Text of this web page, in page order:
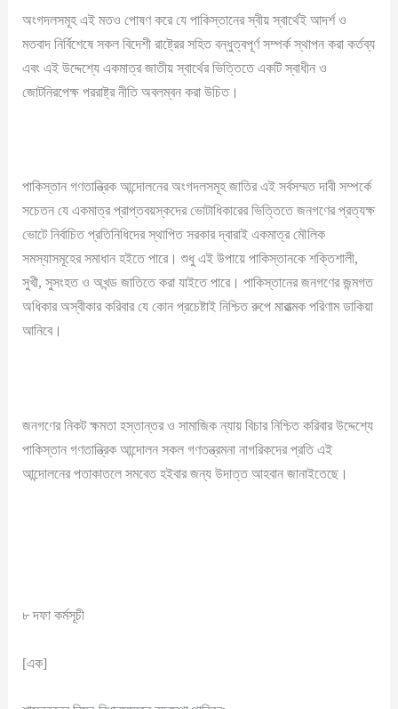
অংগদলসমূহ এই মতও পোষণ করে যে পাকিস্তানের স্বীয় স্বার্থেই আদর্শ ও
মতবাদ নির্বিশেষে সকল বিদেশী রাষ্ট্রের সহিত বন্ধুত্বপূর্ণ সম্পর্ক স্থাপন করা কর্তব্য
এবং এই উদ্দেশ্যে একমাত্র জাতীয় স্বার্থের ভিত্তিতে একটি স্বাধীন ও
জোটনিরপেক্ষ পররাষ্ট্র নীতি অবলম্বন করা উচিত।
পাকিস্তান গণতান্ত্রিক আন্দোলনের অংগদলসমূহ জাতির এই সর্বসম্মত দাবী সম্পর্কে
সচেতন যে একমাত্র প্রাপ্তবয়স্কদের ভোটাধিকারের ভিত্তিতে জনগণের প্রত্যক্ষ
ভোটে নির্বাচিত প্রতিনিধিদের স্থাপিত সরকার দ্বারাই একমাত্র মৌলিক
সমস্যাসমূহের সমাধান হইতে পারে। শুধু এই উপায়ে পাকিস্তানকে শক্তিশালী,
সুখী, সুসংহত ও অখন্ড জাতিতে করা যাইতে পারে। পাকিস্তানের জনগণের জন্মগত
অধিকার অস্বীকার করিবার যে কোন প্রচেষ্টাই নিশ্চিত রুপে মারাত্মক পরিণাম ডাকিয়া
আনিবে।
জনগণের নিকট ক্ষমতা হস্তান্তর ও সামাজিক ন্যায় বিচার নিশ্চিত করিবার উদ্দেশ্যে
পাকিস্তান গণতান্ত্রিক আন্দোলন সকল গণতন্ত্রমনা নাগরিকদের প্রতি এই
আন্দোলনের পতাকাতলে সমবেত হইবার জন্য উদাত্ত আহবান জানাইতেছে।
৮ দফা কর্মসূচী
[এক]